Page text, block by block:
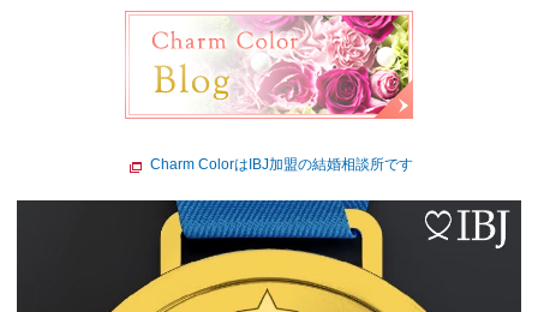
Charm ColorはIBJ加盟の結婚相談所です